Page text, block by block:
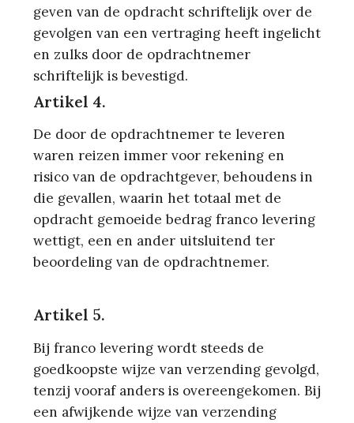
geven van de opdracht schriftelijk over de
gevolgen van een vertraging heeft ingelicht
en zulks door de opdrachtnemer
schriftelijk is bevestigd.
Artikel 4.
De door de opdrachtnemer te leveren
waren reizen immer voor rekening en
risico van de opdrachtgever, behoudens in
die gevallen, waarin het totaal met de
opdracht gemoeide bedrag franco levering
wettigt, een en ander uitsluitend ter
beoordeling van de opdrachtnemer.
Artikel 5.
Bij franco levering wordt steeds de
goedkoopste wijze van verzending gevolgd,
tenzij vooraf anders is overeengekomen. Bij
een afwijkende wijze van verzending